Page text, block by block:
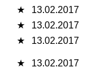
★
13.02.2017
★
13.02.2017
★
13.02.2017
★ 13.02.2017